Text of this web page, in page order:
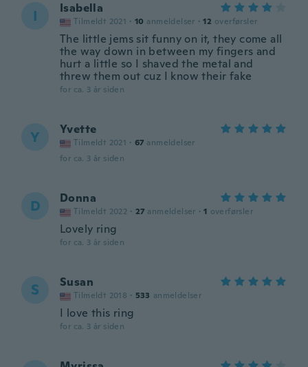
I Isabella
Tilmeldt 2021 · 10 anmeldelser · 12 overførsler
The little jems sit funny on it, they come all
the way down in between my fingers and
hurt a little so I shaved the metal and
threw them out cuz I know their fake
for ca. 3 år siden
Y Yvette
Tilmeldt 2021 · 67 anmeldelser
for ca. 3 år siden
D Donna
Tilmeldt 2022 · 27 anmeldelser · 1 overførsler
Lovely ring
for ca. 3 år siden
S Susan
Tilmeldt 2018 · 533 anmeldelser
I love this ring
for ca. 3 år siden